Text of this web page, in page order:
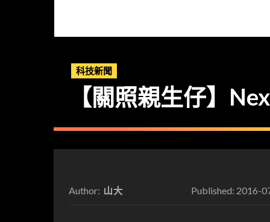
科技新聞
【關照親生仔】
Author: 山大 Published: 2016-